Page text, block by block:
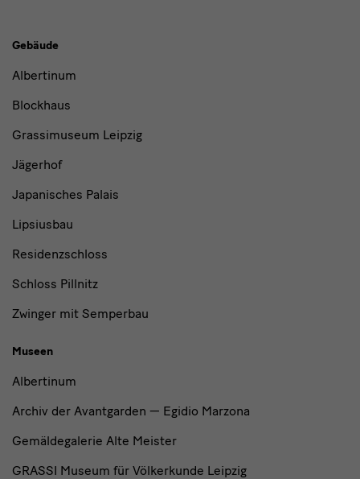
Gebäude,
Museen
Institutionen
Gebäude
Albertinum
Blockhaus
Grassimuseum Leipzig
Jägerhof
Japanisches Palais
Lipsiusbau
Residenzschloss
Schloss Pillnitz
Zwinger mit Semperbau
Museen
Albertinum
Archiv der Avantgarden — Egidio Marzona
Gemäldegalerie Alte Meister
GRASSI Museum für Völkerkunde Leipzig